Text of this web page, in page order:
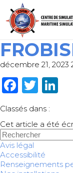
décembre 21, 2023
Classés dans :
Cet article a été
Avis légal
Accessibilité
Renseignements